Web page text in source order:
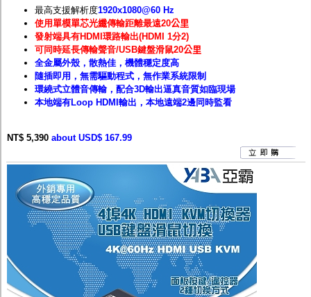
網路線用水晶頭
網路線
懶人線.同軸線.花線
線頭.插座.延長線.HDMI線
集線盒.防水盒.配線盒
變壓器.避雷器
轉接頭
偽裝嚇阻假監視器. 警示防盜貼紙
客訂商品
最高支援解析度1920x1080@60 Hz
使用單模單芯光纖傳輸距離最遠20公里
發射端具有HDMI環路輸出(HDMI 1分2)
可同時延長傳輸聲音/USB鍵盤滑鼠20公里
全金屬外殼，散熱佳，機體穩定度高
隨插即用，無需驅動程式，無作業系統限制
環繞式立體音傳輸，配合3D輸出逼真音質如臨現場
本地端有Loop HDMI輸出，本地遠端2邊同時監看
NT$ 5,390 about USD$ 167.99